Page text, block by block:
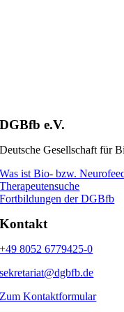
DGBfb e.V.
Deutsche Gesellschaft für
Was ist Bio- bzw.
Therapeutensuche
Fortbildungen der DGBfb
Kontakt
+49 8052 6779425-0
sekretariat@dgbfb.de
Zum Kontaktformular